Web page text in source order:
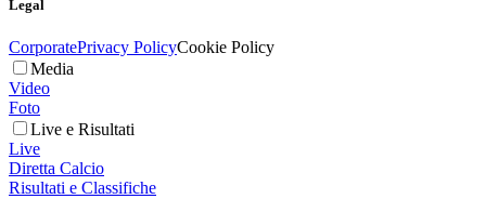
Legal
CorporatePrivacy PolicyCookie Policy
Media
Video
Foto
Live e Risultati
Live
Diretta Calcio
Risultati e Classifiche